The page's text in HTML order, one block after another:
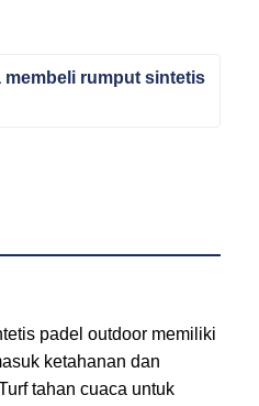
membeli rumput sintetis
padel outdoor memiliki
ketahanan dan
tahan cuaca untuk